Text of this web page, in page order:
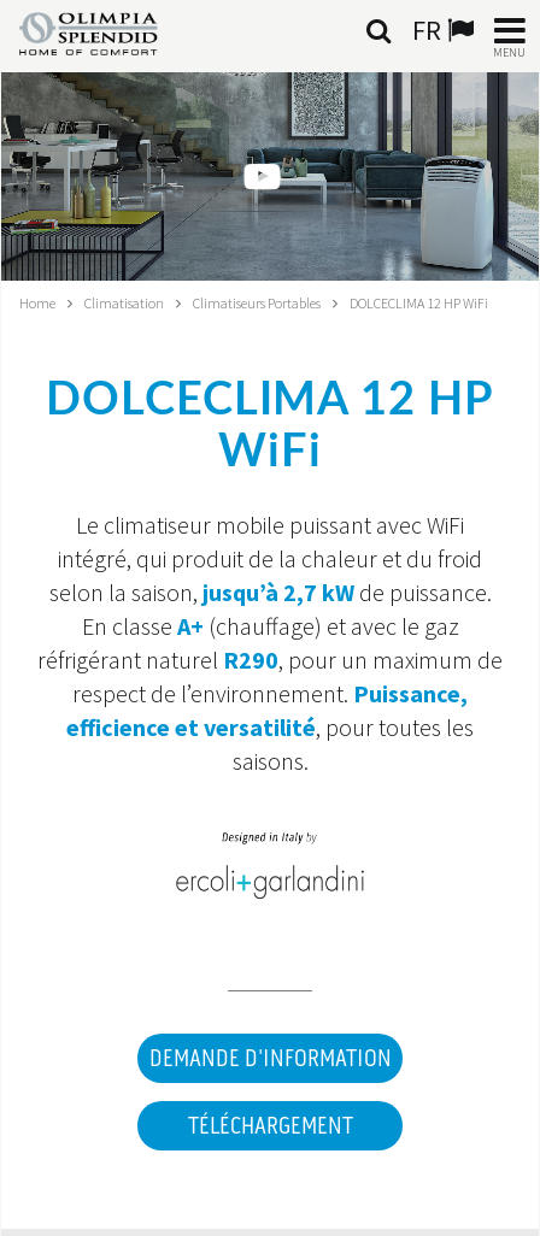
FR
MENU
FRANÇAIS
HOME
CLIMATISATION
CHAUFFAGE
SYSTÈMES INTÉGRÉS
MONDE OS
SAV ET GARANTIE
DOCUMENTATIONS
Home Climatisation Climatiseurs Portables DOLCECLIMA 12 HP WiFi
DOLCECLIMA 12 HP
WiFi
Le climatiseur mobile puissant avec WiFi
intégré, qui produit de la chaleur et du froid
selon la saison, jusqu’à 2,7 kW de puissance.
En classe A+ (chauffage) et avec le gaz
réfrigérant naturel R290, pour un maximum de
respect de l’environnement. Puissance,
efficience et versatilité, pour toutes les
saisons.
DEMANDE D'INFORMATION
TÉLÉCHARGEMENT